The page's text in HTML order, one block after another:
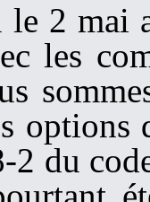
le 2 mai
les
options
2 du